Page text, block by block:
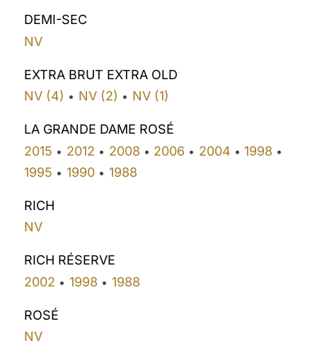
DEMI-SEC
NV
EXTRA BRUT EXTRA OLD
NV (4) • NV (2) • NV (1)
LA GRANDE DAME ROSÉ
2015 • 2012 • 2008 • 2006 • 2004 • 1998 •
1995 • 1990• 1988
RICH
NV
RICH RÉSERVE
2002 • 1998 • 1988
ROSÉ
NV